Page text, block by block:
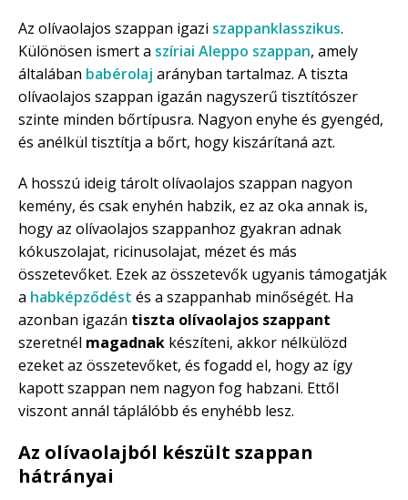
Az olívaolajos szappan igazi szappanklasszikus.
Különösen ismert a szíriai Aleppo szappan, amely
általában babérolaj arányban tartalmaz. A tiszta
olívaolajos szappan igazán nagyszerű tisztítószer
szinte minden bőrtípusra. Nagyon enyhe és gyengéd,
és anélkül tisztítja a bőrt, hogy kiszárítaná azt.
A hosszú ideig tárolt olívaolajos szappan nagyon
kemény, és csak enyhén habzik, ez az oka annak is,
hogy az olívaolajos szappanhoz gyakran adnak
kókuszolajat, ricinusolajat, mézet és más
összetevőket. Ezek az összetevők ugyanis támogatják
a habképződést és a szappanhab minőségét. Ha
azonban igazán tiszta olívaolajos szappant
szeretnél magadnak készíteni, akkor nélkülözd
ezeket az összetevőket, és fogadd el, hogy az így
kapott szappan nem nagyon fog habzani. Ettől
viszont annál táplálóbb és enyhébb lesz.
Az olívaolajból készült szappan
hátrányai